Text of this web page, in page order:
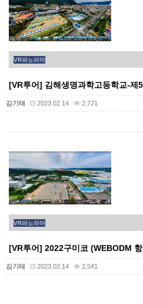
VR파노라마
[VR투어] 김해생명과학고등학교-
김기태 2023.02.14 2,721
VR파노라마
[VR투어] 2022구미코 (WEBODM
김기태 2023.02.14 2,541